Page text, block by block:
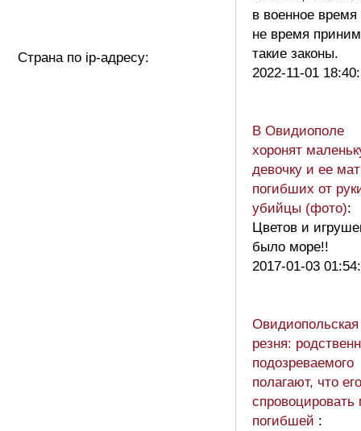
Страна по ip-адресу:
в военное время
не время
такие законы.
2022-11-01
В Овидиополе
хоронят
девочку и ее
погибших от
убийцы (фото):
Цветов и
было море!!
2017-01-03
Овидиопольская
резня:
подозреваемого
полагают, что
спровоцировать
погибшей :